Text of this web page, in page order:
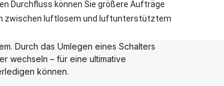
Durchfluss können Sie größere Aufträge
zwischen luftlosem und luftunterstütztem
Durch das Umlegen eines Schalters
wechseln – für eine ultimative
können.